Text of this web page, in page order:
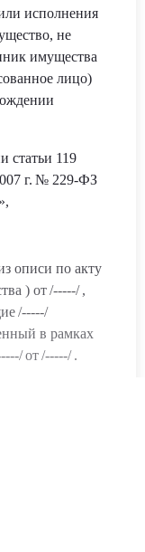
исполнения
не
имущества
лицо)
статьи 119
г. № 229-ФЗ
описи по акту
) от/-----/ ,
/-----/
в рамках
от/-----/ .